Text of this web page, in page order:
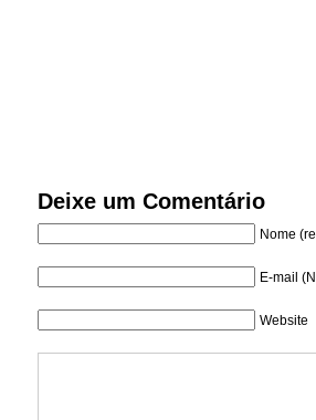
Deixe um Comentário
Nome
E-mail
Website